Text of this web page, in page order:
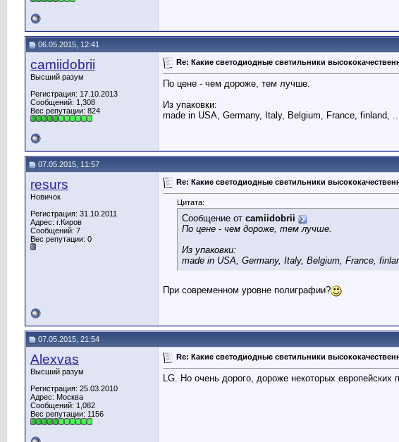
06.05.2015, 12:41
camiidobrii
Высший разум
Регистрация: 17.10.2013
Сообщений: 1,308
Вес репутации: 824
Re: Какие светодиодные светильники
По цене - чем дороже, тем лучше.
Из упаковки:
made in USA, Germany, Italy, Belgium, France, finland,
07.05.2015, 11:57
resurs
Новичок
Регистрация: 31.10.2011
Адрес: г.Киров
Сообщений: 7
Вес репутации: 0
Re: Какие светодиодные светильники
Цитата:
Сообщение от camiidobrii
По цене - чем дороже, тем лучше.
Из упаковки:
made in USA, Germany, Italy, Belgium, France,
При современном уровне полиграфии?
07.05.2015, 21:54
Alexvas
Высший разум
Регистрация: 25.03.2010
Адрес: Москва
Сообщений: 1,082
Вес репутации: 1156
Re: Какие светодиодные светильники
LG. Но очень дорого, дороже некоторых европейских